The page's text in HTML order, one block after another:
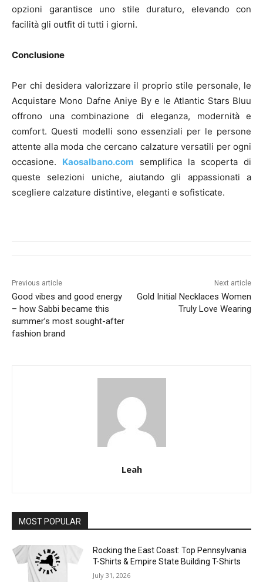
opzioni garantisce uno stile duraturo, elevando con
facilità gli outfit di tutti i giorni.
Conclusione
Per chi desidera valorizzare il proprio stile personale, le
Acquistare Mono Dafne Aniye By e le Atlantic Stars Bluu
offrono una combinazione di eleganza, modernità e
comfort. Questi modelli sono essenziali per le persone
attente alla moda che cercano calzature versatili per ogni
occasione. Kaosalbano.com semplifica la scoperta di
queste selezioni uniche, aiutando gli appassionati a
scegliere calzature distintive, eleganti e sofisticate.
Previous article
Good vibes and good energy
– how Sabbi became this
summer’s most sought-after
fashion brand
Next article
Gold Initial Necklaces Women
Truly Love Wearing
Leah
MOST POPULAR
Rocking the East Coast: Top Pennsylvania
T-Shirts & Empire State Building T-Shirts
July 31, 2026